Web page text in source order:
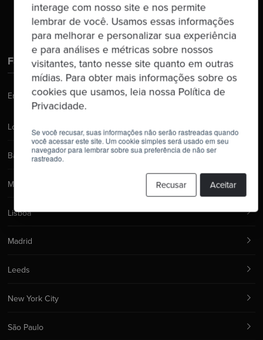
interage com nosso site e nos permite
lembrar de você. Usamos essas informações
para melhorar e personalizar sua experiência
e para análises e métricas sobre nossos
visitantes, tanto nesse site quanto em outras
mídias. Para obter mais informações sobre os
cookies que usamos, leia nossa Política de
Privacidade.
Se você recusar, suas informações não serão rastreadas quando
você acessar este site. Um cookie simples será usado em seu
navegador para lembrar sobre sua preferência de não ser
rastreado.
Aceitar
Recusar
Fale Conosco
Email: hello@codurance.com
Londres
Barcelona
Manchester
Lisboa
Madrid
Leeds
New York City
São Paulo